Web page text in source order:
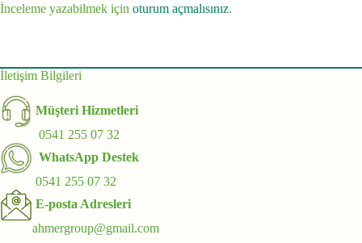
İnceleme yazabilmek için oturum açmalısınız.
İletişim Bilgileri
Müşteri Hizmetleri
0541 255 07 32
WhatsApp Destek
0541 255 07 32
E-posta Adresleri
ahmergroup@gmail.com